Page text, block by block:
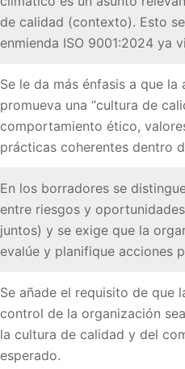
de calidad (contexto). Esto
enmienda ISO 9001:2024 ya
Se le da más énfasis a que la
promueva una “cultura de
comportamiento ético,
prácticas coherentes dentro
En los borradores se
entre riesgos y
juntos) y se exige que la
evalúe y planifique acciones
Se añade el requisito de que
control de la organización
la cultura de calidad y del
esperado.